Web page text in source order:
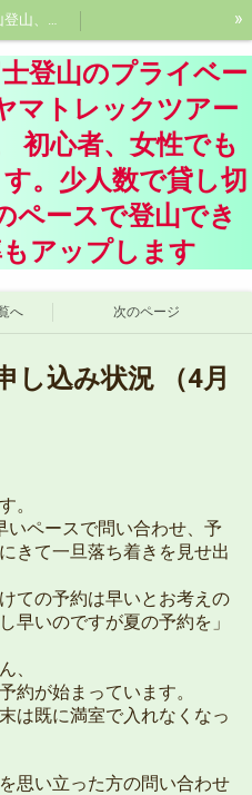
2026 富士山登山、富士登山ガイド料金、プライベート富士登山ガイド料金
大菩薩嶺トレッキングツアー、大菩薩峠プライベートツアー
フジヤマトレックツアーガイド紹介、富士登山ガイド
»
登山のプライベー
マトレックツアー
初心者、女性でも
。少人数で貸し切
ペースで登山でき
アップします
へ 次のページ
し込み状況 （4月
。
いペースで問い合わせ、予
きて一旦落ち着きを見せ出
ての予約は早いとお考えの
早いのですが夏の予約を」
、
約が始まっています。
は既に満室で入れなくなっ
思い立った方の問い合わせ